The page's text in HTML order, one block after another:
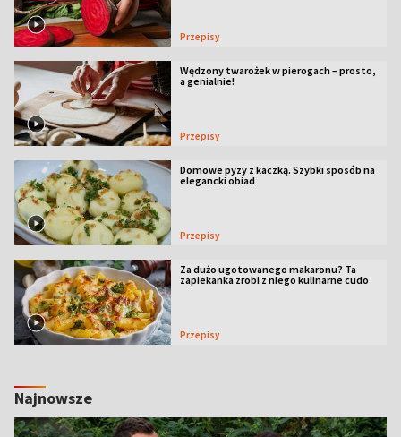
Przepisy
Wędzony twarożek w pierogach – prosto,
a genialnie!
Przepisy
Domowe pyzy z kaczką. Szybki sposób na
elegancki obiad
Przepisy
Za dużo ugotowanego makaronu? Ta
zapiekanka zrobi z niego kulinarne cudo
Przepisy
Najnowsze